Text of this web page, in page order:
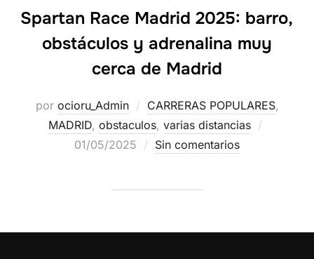
Spartan Race Madrid 2025: barro,
obstáculos y adrenalina muy
cerca de Madrid
por ocioru_Admin CARRERAS POPULARES,
MADRID, obstaculos, varias distancias
01/05/2025
Sin comentarios